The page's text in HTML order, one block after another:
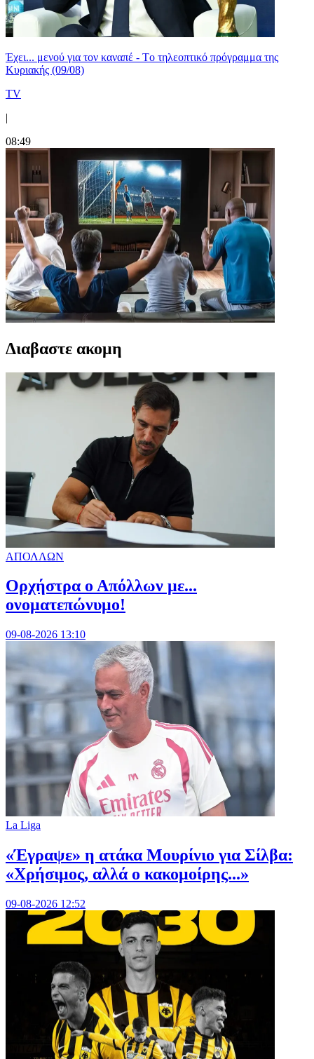
Έχει... μενού για τον καναπέ - Tο τηλεοπτικό πρόγραμμα της
Κυριακής (09/08)
TV
|
08:49
Διαβαστε ακομη
ΑΠΟΛΛΩΝ
Ορχήστρα o Aπόλλων με...
ονοματεπώνυμο!
09-08-2026 13:10
La Liga
«Έγραψε» η ατάκα Μουρίνιο για Σίλβα:
«Χρήσιμος, αλλά ο κακομοίρης...»
09-08-2026 12:52